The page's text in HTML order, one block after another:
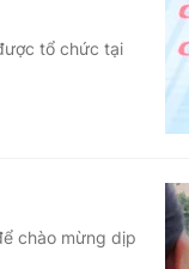
tổ chức tại
chào mừng dịp